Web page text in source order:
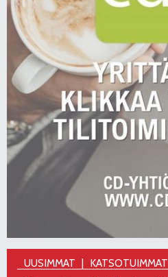
UUSIMMAT
KATSOTUIMMAT